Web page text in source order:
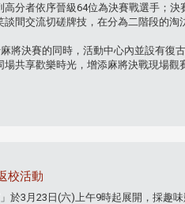
高分者依序晉級64位為決賽戰選手；
談間交流切磋牌技，在分為二階段的淘
決賽的同時，活動中心內並設有復
共享歡樂時光，增添麻將決戰現場觀
校活動
於3月23日(六)上午9時起展開，採趣